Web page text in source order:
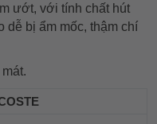
ướt, với tính chất hút
dễ bị ẩm mốc, thậm chí